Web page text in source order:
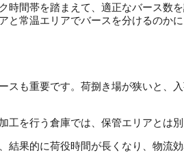
間帯を踏まえて、適正なバース数を
常温エリアでバースを分けるのか
スも重要です。 荷捌き場が狭いと、
を行う倉庫では、保管エリアとは
果的に荷役時間が長くなり、物流